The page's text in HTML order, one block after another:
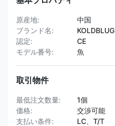
原産地:
中国
ブランド名:
KOLDBLUG
認定:
CE
モデル番号:
魚
取引物件
最低注文数量:
1個
価格:
交渉可能
支払い条件:
LC、T/T